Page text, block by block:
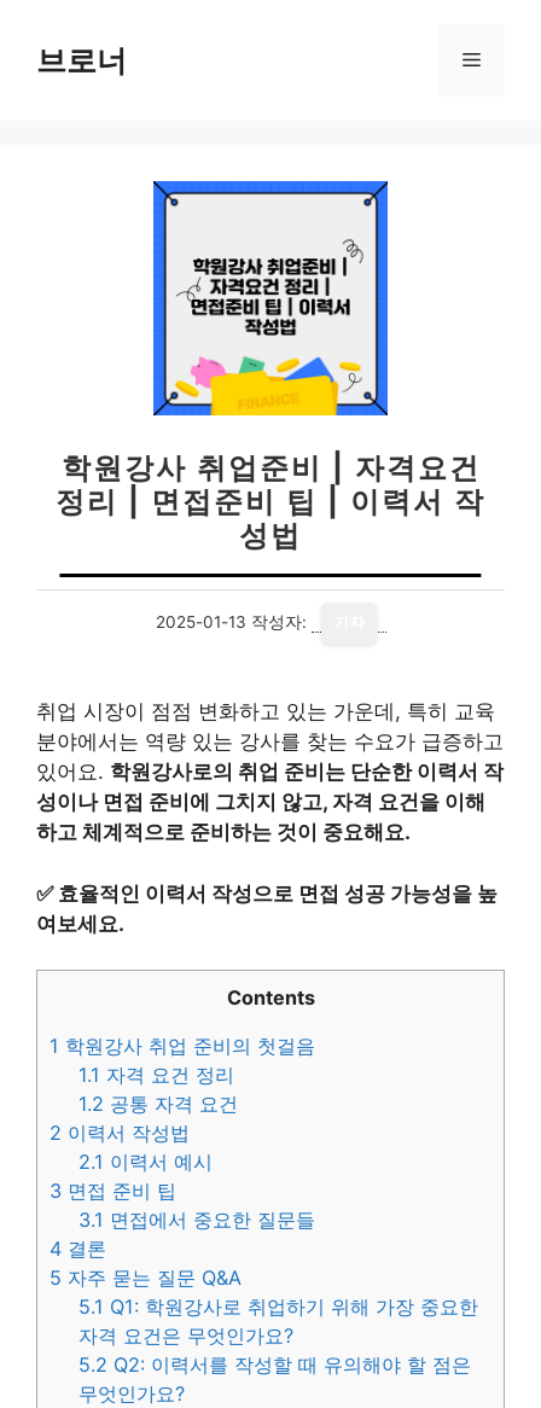
브로너 메
학원강사 취업준비 | 자격요건
정리 | 면접준비 팁 | 이력서 작
성법
2025-01-13 작성자:
취업 시장이 점점 변화하고 있는 가운데, 특히 교육
분야에서는 역량 있는 강사를 찾는 수요가 급증하고
있어요. 학원강사로의 취업 준비는 단순한 이력서 작
성이나 면접 준비에 그치지 않고, 자격 요건을 이해
하고 체계적으로 준비하는 것이 중요해요.
✅ 효율적인 이력서 작성으로 면접 성공 가능성을 높
여보세요.
Contents
1 학원강사 취업 준비의 첫걸음
1.1 자격 요건 정리
1.2 공통 자격 요건
2 이력서 작성법
2.1 이력서 예시
3 면접 준비 팁
3.1 면접에서 중요한 질문들
4 결론
5 자주 묻는 질문 Q&A
5.1 Q1: 학원강사로 취업하기 위해 가장 중요한
자격 요건은 무엇인가요?
5.2 Q2: 이력서를 작성할 때 유의해야 할 점은
무엇인가요?